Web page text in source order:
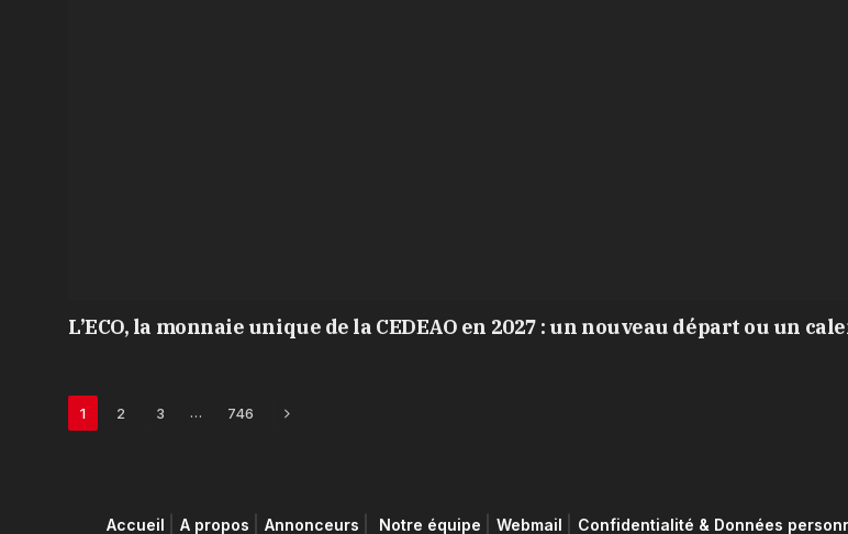
L’ECO, la monnaie unique de la CEDEAO en 2027 : un nouveau départ ou un
1 2 3 … 746 Next
Accueil A propos Annonceurs Notre équipe Webmail Confidentialité & Données